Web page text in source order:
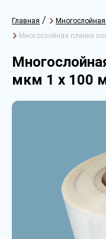
Главная /
Многослойная пленка
мкм 1 х 100